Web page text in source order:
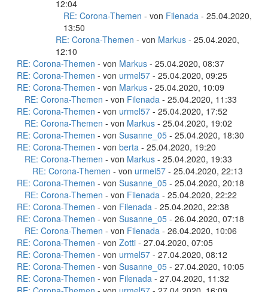
12:04
RE: Corona-Themen - von Filenada - 25.04.2020,
13:50
RE: Corona-Themen - von Markus - 25.04.2020,
12:10
RE: Corona-Themen - von Markus - 25.04.2020, 08:37
RE: Corona-Themen - von urmel57 - 25.04.2020, 09:25
RE: Corona-Themen - von Markus - 25.04.2020, 10:09
RE: Corona-Themen - von Filenada - 25.04.2020, 11:33
RE: Corona-Themen - von urmel57 - 25.04.2020, 17:52
RE: Corona-Themen - von Markus - 25.04.2020, 19:02
RE: Corona-Themen - von Susanne_05 - 25.04.2020, 18:30
RE: Corona-Themen - von berta - 25.04.2020, 19:20
RE: Corona-Themen - von Markus - 25.04.2020, 19:33
RE: Corona-Themen - von urmel57 - 25.04.2020, 22:13
RE: Corona-Themen - von Susanne_05 - 25.04.2020, 20:18
RE: Corona-Themen - von Filenada - 25.04.2020, 22:22
RE: Corona-Themen - von Filenada - 25.04.2020, 22:38
RE: Corona-Themen - von Susanne_05 - 26.04.2020, 07:18
RE: Corona-Themen - von Filenada - 26.04.2020, 10:06
RE: Corona-Themen - von Zotti - 27.04.2020, 07:05
RE: Corona-Themen - von urmel57 - 27.04.2020, 08:12
RE: Corona-Themen - von Susanne_05 - 27.04.2020, 10:05
RE: Corona-Themen - von Filenada - 27.04.2020, 11:32